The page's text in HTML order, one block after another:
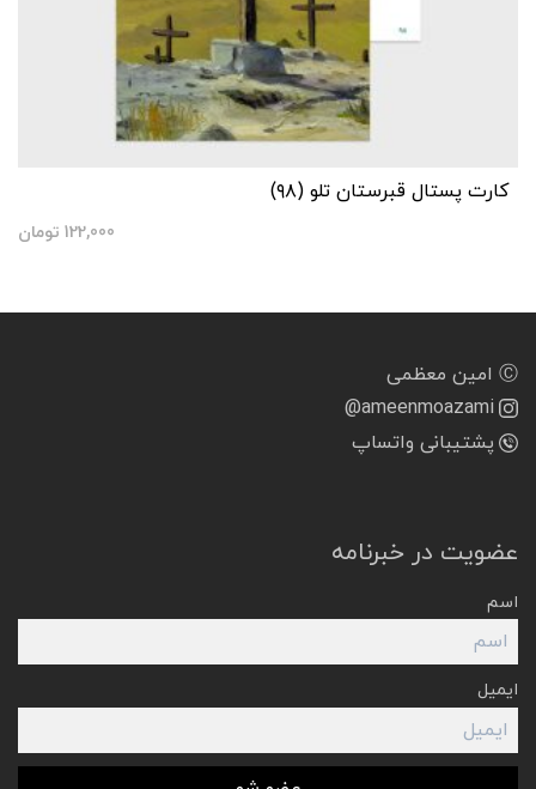
کارت پستال قبرستان تلو (۹۸)
122,000 تومان
Ⓒ امین معظمی
@ameenmoazami
پشتیبانی واتساپ
عضویت در خبرنامه
اسم
ایمیل